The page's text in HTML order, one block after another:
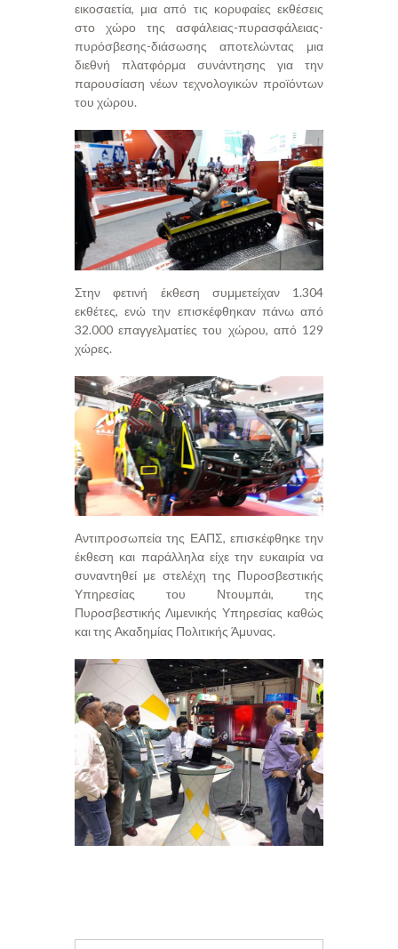
εικοσαετία, μια από τις κορυφαίες εκθέσεις
στο χώρο της ασφάλειας-πυρασφάλειας-
πυρόσβεσης-διάσωσης αποτελώντας μια
διεθνή πλατφόρμα συνάντησης για την
παρουσίαση νέων τεχνολογικών προϊόντων
του χώρου.
Στην φετινή έκθεση συμμετείχαν 1.304
εκθέτες, ενώ την επισκέφθηκαν πάνω από
32.000 επαγγελματίες του χώρου, από 129
χώρες.
Αντιπροσωπεία της ΕΑΠΣ, επισκέφθηκε την
έκθεση και παράλληλα είχε την ευκαιρία να
συναντηθεί με στελέχη της Πυροσβεστικής
Υπηρεσίας του Ντουμπάι, της
Πυροσβεστικής Λιμενικής Υπηρεσίας καθώς
και της Ακαδημίας Πολιτικής Άμυνας.